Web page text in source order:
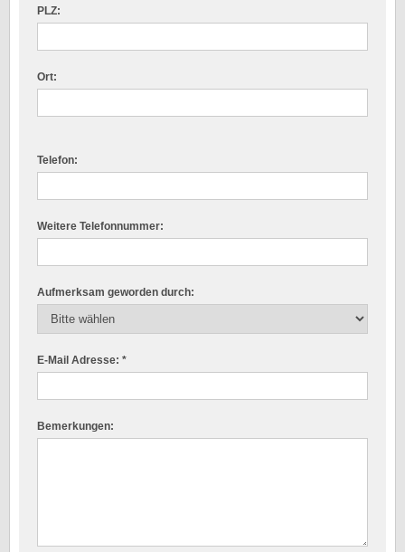
PLZ:
Ort:
Telefon:
Weitere Telefonnummer:
Aufmerksam geworden durch:
E-Mail Adresse: *
Bemerkungen: